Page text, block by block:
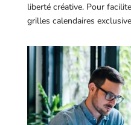
liberté créative. Pour
grilles calendaires